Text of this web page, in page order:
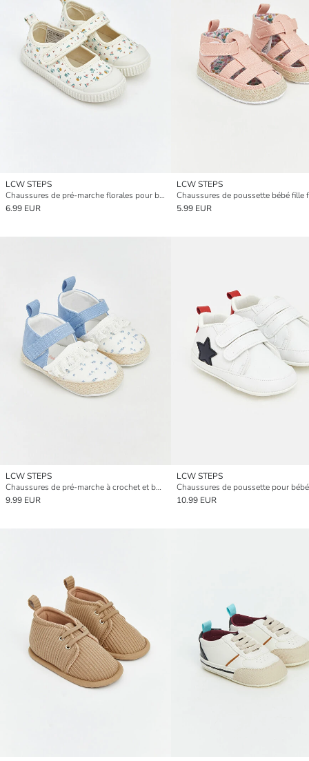
LCW STEPS
Chaussures de pré-marche florales pour bébés filles
6.99 EUR
LCW STEPS
Chaussures de poussette bébé fille
5.99 EUR
LCW STEPS
Chaussures de pré-marche à crochet et boucle pour bébés garçons
9.99 EUR
LCW STEPS
10.99 EUR